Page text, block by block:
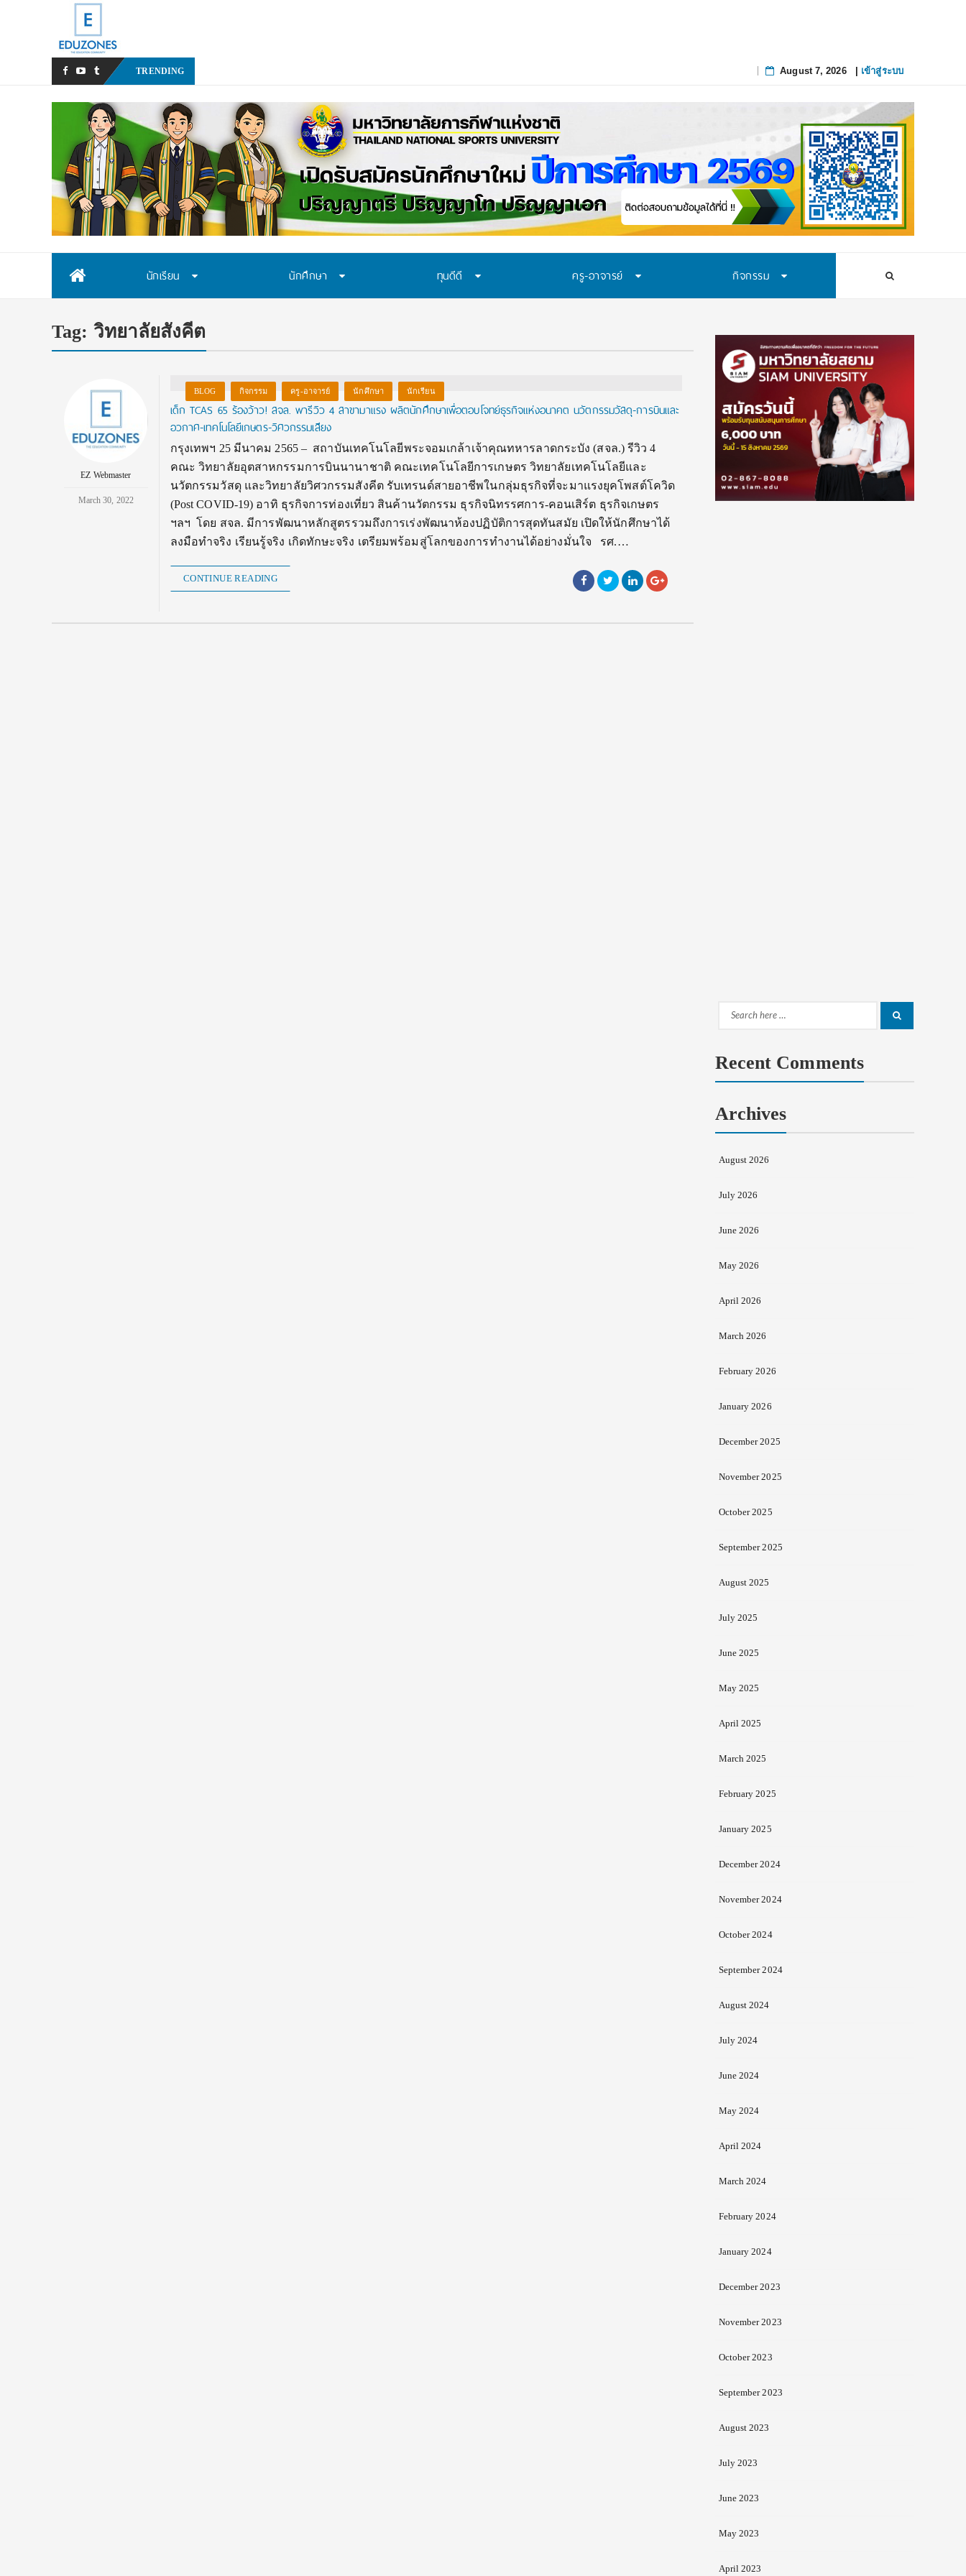
TRENDING August 7, 2026| เข้าสู่ระบบ
นักเรียน นักศึกษา ทุนดีดี ครู-อาจารย์ กิจกรรม
Tag: วิทยาลัยสังคีต
EZ Webmaster
March 30, 2022
BLOG กิจกรรม ครู-อาจารย์ นักศึกษา นักเรียน
เด็ก TCAS 65 ร้องว้าว! สจล. พารีวิว 4 สาขามาแรง ผลิตนักศึกษาเพื่อตอบโจทย์ธุรกิจแห่งอนาคต นวัตกรรมวัสดุ-การบินและ
อวกาศ-เทคโนโลยีเกษตร-วิศวกรรมเสียง
กรุงเทพฯ 25 มีนาคม 2565 – สถาบันเทคโนโลยีพระจอมเกล้าเจ้าคุณทหารลาดกระบัง (สจล.) รีวิว 4
คณะ วิทยาลัยอุตสาหกรรมการบินนานาชาติ คณะเทคโนโลยีการเกษตร วิทยาลัยเทคโนโลยีและ
นวัตกรรมวัสดุ และวิทยาลัยวิศวกรรมสังคีต รับเทรนด์สายอาชีพในกลุ่มธุรกิจที่จะมาแรงยุคโพสต์โควิด
(Post COVID-19) อาทิ ธุรกิจการท่องเที่ยว สินค้านวัตกรรม ธุรกิจนิทรรศการ-คอนเสิร์ต ธุรกิจเกษตร
ฯลฯ โดย สจล. มีการพัฒนาหลักสูตรรวมถึงการเร่งพัฒนาห้องปฏิบัติการสุดทันสมัย เปิดให้นักศึกษาได้
ลงมือทำจริง เรียนรู้จริง เกิดทักษะจริง เตรียมพร้อมสู่โลกของการทำงานได้อย่างมั่นใจ รศ.…
CONTINUE READING
Search
Recent Comments
Archives
August 2026
July 2026
June 2026
May 2026
April 2026
March 2026
February 2026
January 2026
December 2025
November 2025
October 2025
September 2025
August 2025
July 2025
June 2025
May 2025
April 2025
March 2025
February 2025
January 2025
December 2024
November 2024
October 2024
September 2024
August 2024
July 2024
June 2024
May 2024
April 2024
March 2024
February 2024
January 2024
December 2023
November 2023
October 2023
September 2023
August 2023
July 2023
June 2023
May 2023
April 2023